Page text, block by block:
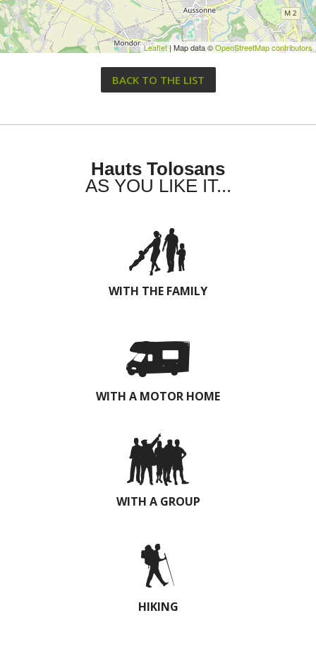
Leaflet| Map data ©OpenStreetMap contributors
BACK TO THE LIST
Hauts Tolosans
AS YOU LIKE IT...
WITH THE FAMILY
WITH A MOTOR HOME
WITH A GROUP
HIKING